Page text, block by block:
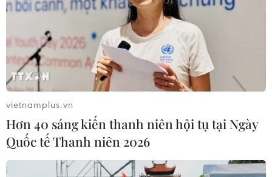
Sở hữu trí tuệ
Quy định sử dụng
Hỗ trợ
Ngôn ngữ
TTXVN
Dịch vụ tin
Quảng cáo
Liên hệ
cấp ngày 11/9/2008.
vietnamplus.vn
Hơn 40 sáng kiến thanh niên hội tụ tại Ngày
Quốc tế Thanh niên 2026